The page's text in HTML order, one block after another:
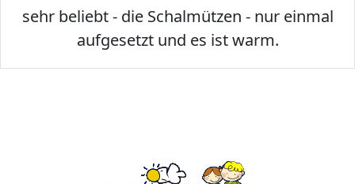
sehr beliebt - die Schalmützen - nur einmal
aufgesetzt und es ist warm.